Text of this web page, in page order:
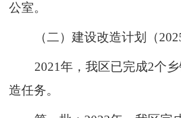
公室。
（二）建设改造计划 （
2021年， 我区已完成2个
造任务。